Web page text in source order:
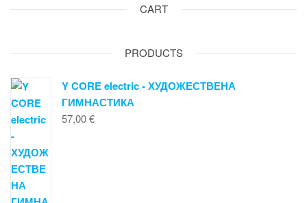
chosen
the
product
CART
PRODUCTS
Y CORE electric - ХУДОЖЕСТВЕНА
ГИМНАСТИКА
57,00€